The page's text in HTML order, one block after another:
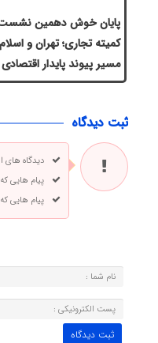
پایان خوش دهمین
کمیته تجاری؛ تهران و
مسیر پیوند پایدار اقتصادی
ثبت دیدگاه
دیدگاه
پیام هایی
پیام هایی